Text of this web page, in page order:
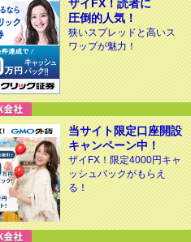
ザイFX！読者に
圧倒的人気！
狭いスプレッドと高いス
ワップが魅力！
当サイト限定口座開設
キャンペーン中！
ザイFX！限定4000円キャ
ッシュバックがもらえ
る！